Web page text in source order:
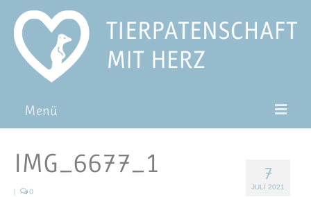
Menü
Pat*in werden 7
JULI 2021
IMG_6677_1
| 0